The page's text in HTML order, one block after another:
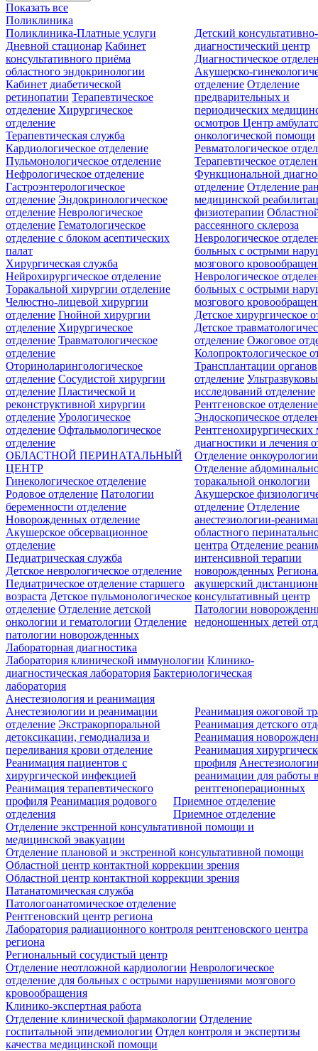
Показать все
Поликлиника
Поликлиника-Платные услуги
Дневной стационар Кабинет
консультативного приёма
областного эндокринологии
Кабинет диабетической
ретинопатии Терапевтическое
отделение Хирургическое
отделение
Детский консультативно-
диагностический центр
Диагностическое
Акушерско-
отделение Отделение
предварительных и
периодических
осмотровЦентр
онкологической помощи
Терапевтическая служба
Кардиологическое отделение
Пульмонологическое отделение
Нефрологическое отделение
Гастроэнтерологическое
отделение Эндокринологическое
отделение Неврологическое
отделение Гематологическое
отделение c блоком асептических
палат
Ревматологическое
Терапевтическое
Функциональной
отделение Отделение
медицинской
физиотерапии
рассеянного склероза
Неврологическое
больных с острыми
мозгового
Неврологическое
больных с острыми
мозгового
Хирургическая служба
Нейрохирургическое отделение
Торакальной хирургии отделение
Челюстно-лицевой хирургии
отделение Гнойной хирургии
отделение Хирургическое
отделение Травматологическое
отделение
Оториноларингологическое
отделение Сосудистой хирургии
отделение Пластической и
реконструктивной хирургии
отделение Урологическое
отделение Офтальмологическое
отделение
Детское хирургическое
Детское
отделение Ожоговое
Колопроктологическое
Трансплантации органов
отделение
исследований отделение
Рентгеновское отделение
Эндоскопическое
Рентгенохирургических
диагностики и лечения
Отделение онкоурологии
Отделение
торакальной онкологии
ОБЛАСТНОЙ ПЕРИНАТАЛЬНЫЙ
ЦЕНТР
Гинекологическое отделение
Родовое отделение Патологии
беременности отделение
Новорожденных отделение
Акушерское обсервационное
отделение
Акушерское
отделение Отделение
анестезиологии-
областного
центра Отделение
интенсивной терапии
новорожденных
акушерский
консультативный центр
Патологии
недоношенных детей
Педиатрическая служба
Детское неврологическое отделение
Педиатрическое отделение старшего
возраста Детское пульмонологическое
отделение Отделение детской
онкологии и гематологии Отделение
патологии новорожденных
Лабораторная диагностика
Лаборатория клинической иммунологии Клинико-
диагностическая лаборатория Бактериологическая
лаборатория
Анестезиология и реанимация
Анестезиологии и реанимации
отделение Экстракорпоральной
детоксикации, гемодиализа и
переливания крови отделение
Реанимация пациентов с
хирургической инфекцией
Реанимация терапевтического
профиля Реанимация родового
отделения
Реанимация ожоговой
Реанимация детского
Реанимация
Реанимация
профиля
реанимации для работы
рентгеноперационных
Приемное отделение
Приемное отделение
Отделение экстренной консультативной помощи и
медицинской эвакуации
Отделение плановой и экстренной консультативной помощи
Областной центр контактной коррекции зрения
Областной центр контактной коррекции зрения
Патанатомическая служба
Патологоанатомическое отделение
Рентгеновский центр региона
Лаборатория радиационного контроля рентгеновского центра
региона
Региональный сосудистый центр
Отделение неотложной кардиологии Неврологическое
отделение для больных с острыми нарушениями мозгового
кровообращения
Клинико-экспертная работа
Отделение клинической фармакологии Отделение
госпитальной эпидемиологии Отдел контроля и экспертизы
качества медицинской помощи